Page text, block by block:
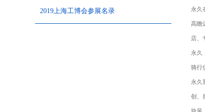
永久
高瞻
店、
永久
骑行
永久
创、
2019上海工博会参展名录